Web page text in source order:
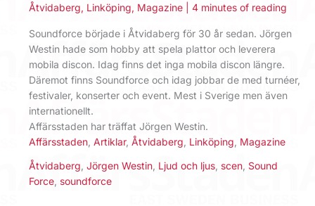
Åtvidaberg, Linköping, Magazine 4 minutes of reading
Soundforce började i Åtvidaberg för 30 år sedan. Jörgen
Westin hade som hobby att spela plattor och leverera
mobila discon. Idag finns det inga mobila discon längre.
Däremot finns Soundforce och idag jobbar de med turnéer,
festivaler, konserter och event. Mest i Sverige men även
internationellt.
Affärsstaden har träffat Jörgen Westin.
Affärsstaden Artiklar, Åtvidaberg Linköping Magazine
Åtvidaberg Jörgen Westin Ljud och ljus scen Sound
Force soundforce